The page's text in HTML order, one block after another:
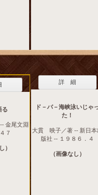
る
金尾文淵
７
）
詳 細
ド－バ－海峡泳いじゃ
た！
大貫 映子／著 -- 新日本
版社 -- １９８６．４
（画像なし）